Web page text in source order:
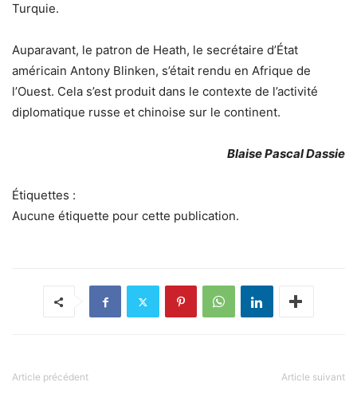
Turquie.
Auparavant, le patron de Heath, le secrétaire d’État
américain Antony Blinken, s’était rendu en Afrique de
l’Ouest. Cela s’est produit dans le contexte de l’activité
diplomatique russe et chinoise sur le continent.
Blaise Pascal Dassie
Étiquettes :
Aucune étiquette pour cette publication.
Article précédent Article suivant